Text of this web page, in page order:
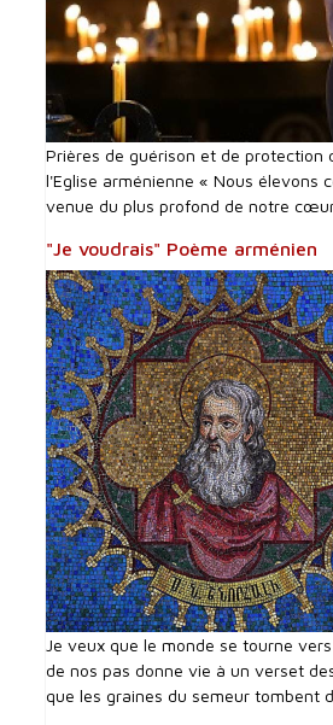
Prières de guérison et de protection
l'Eglise arménienne « Nous élevons
venue du plus profond de notre
"Je voudrais" Poème arménien
Je veux que le monde se tourne
de nos pas donne vie à un verset
que les graines du semeur tombent